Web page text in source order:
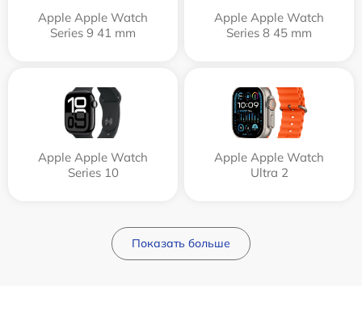
Apple Apple Watch
Series 9 41 mm
Apple Apple Watch
Series 8 45 mm
Apple Apple Watch
Series 10
Apple Apple Watch
Ultra 2
Показать больше